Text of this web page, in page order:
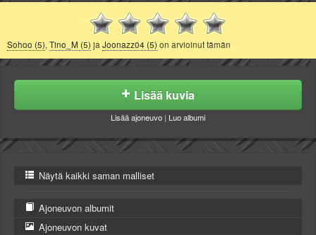
Sohoo (5), Tino_M (5) ja Joonazz04 (5) on arvioinut tämän
Lisää kuvia
Lisää ajoneuvo | Luo albumi
Näytä kaikki saman malliset
Ajoneuvon albumit
Ajoneuvon kuvat